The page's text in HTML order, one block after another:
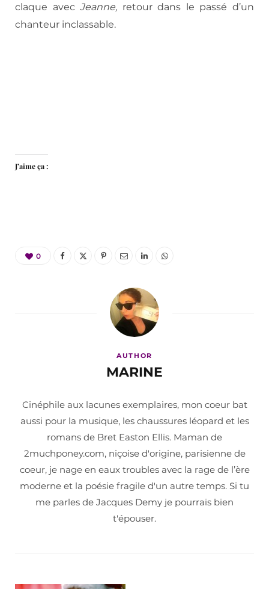
claque avecJeanne, retour dans le passé d’un
chanteur inclassable.
J’aime ça :
0
AUTHOR
MARINE
Cinéphile aux lacunes exemplaires, mon coeur bat
aussi pour la musique, les chaussures léopard et les
romans de Bret Easton Ellis. Maman de
2muchponey.com, niçoise d'origine, parisienne de
coeur, je nage en eaux troubles avec la rage de l’ère
moderne et la poésie fragile d'un autre temps. Si tu
me parles de Jacques Demy je pourrais bien
t'épouser.